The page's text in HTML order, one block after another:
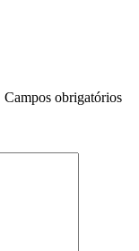
Campos obrigatórios